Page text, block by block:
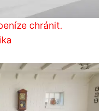
chránit.